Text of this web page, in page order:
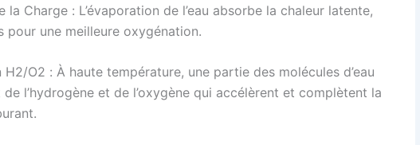
la Charge : L’évaporation de l’eau absorbe la chaleur latente,
pour une meilleure oxygénation.
H2/O2 : À haute température, une partie des molécules d’eau
l’hydrogène et de l’oxygène qui accélèrent et complètent la